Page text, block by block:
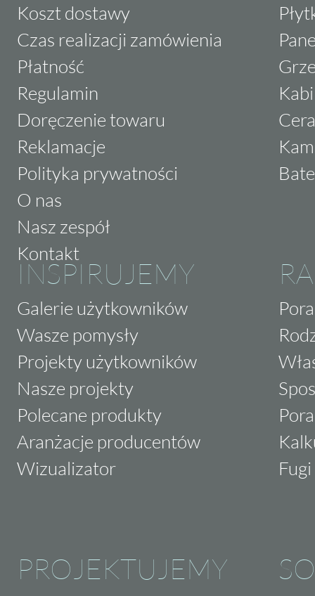
Koszt dostawy
Czas realizacji zamówienia
Płatność
Regulamin
Doręczenie towaru
Reklamacje
Polityka prywatności
O nas
Nasz zespół
Kontakt
INSPIRUJEMY
Galerie użytkowników
Wasze pomysły
Projekty użytkowników
Nasze projekty
Polecane produkty
Aranżacje producentów
Wizualizator
PROJEKTUJEMY